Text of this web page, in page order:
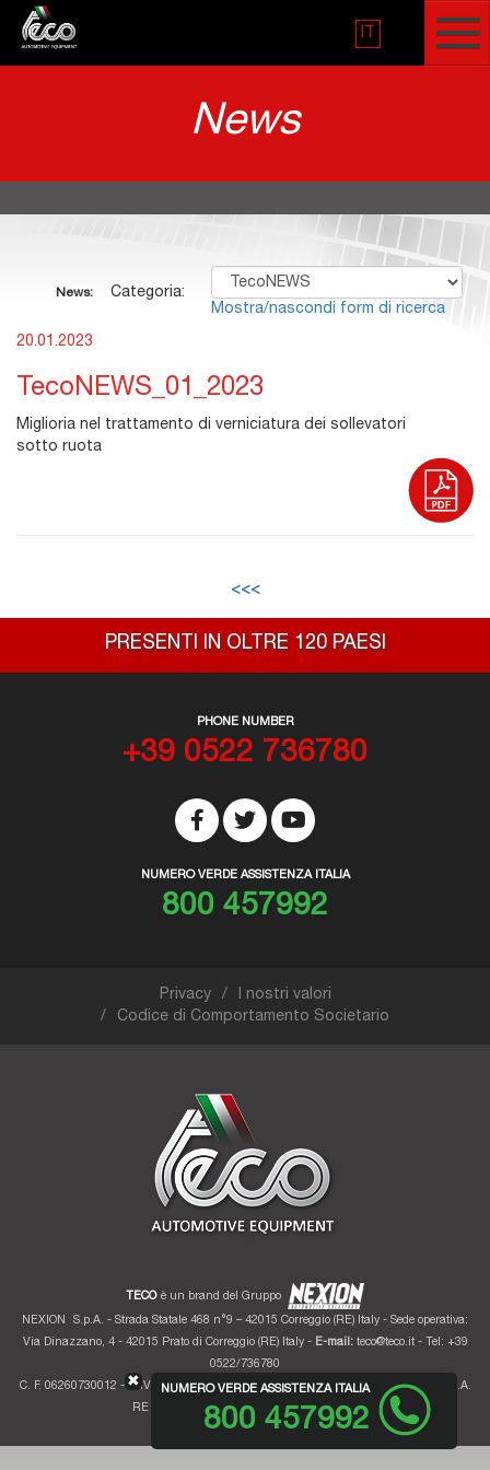
IT
News
News: Categoria:
Mostra/nascondi form di ricerca
20.01.2023
TecoNEWS_01_2023
Miglioria nel trattamento di verniciatura dei sollevatori
sotto ruota
<<<
PRESENTI IN OLTRE 120 PAESI
PHONE NUMBER
+39 0522 736780
NUMERO VERDE ASSISTENZA ITALIA
800 457992
Privacy
I nostri valori
Codice di Comportamento Societario
TECO è un brand del Gruppo
NEXION
S.p.A. - Strada Statale 468 n°9 – 42015 Correggio (RE) Italy - Sede operativa:
Via Dinazzano, 4 - 42015 Prato di Correggio (RE) Italy - E-mail: teco@teco.it- Tel: +39
0522/736780
C. F. 06260730012 - P. IVA 01700320359 - Registro imprese RE 06260730012 - R.E.A.
RE 207099 - Cap. Soc. Euro 10.000.000 i.v.
✖ NUMERO VERDE ASSISTENZA ITALIA
800 457992